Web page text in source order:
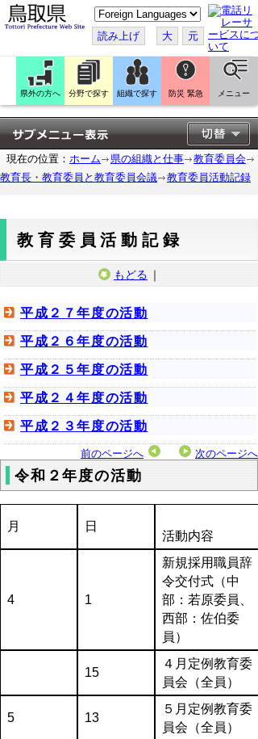
こ
の
ペ
ー
ジ
翻
訳
す
る
読み上げ 大 元
県外の方へ 分野で探す 組織で探す 防災 緊急 メニュー
現在の位置： ホーム 県の組織と仕事
教育委員会
教育長・教育委員と教育委員会議
教育委員活動記録
教育委員活動記録
もどる ｜
平成２７年度の活動
平成２６年度の活動
平成２５年度の活動
平成２４年度の活動
平成２３年度の活動
前のページへ 次のページへ
令和２年度の活動
月 日
活動内容
4 1
新規採用職員辞
令交付式（中
部：若原委員、
西部：佐伯委
員）
15
４月定例教育委
員会（全員）
5 13
５月定例教育委
員会（全員）